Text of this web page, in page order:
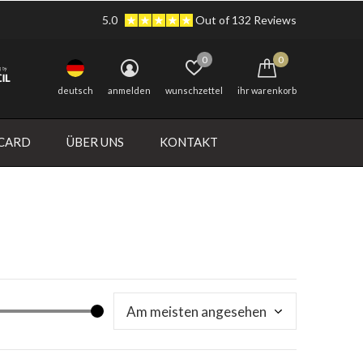
ÜBER UNS KONTAKT
deutsch anmelden wunschzettel
0
ihr warenkorb
0
5.0 Out of 132 Reviews